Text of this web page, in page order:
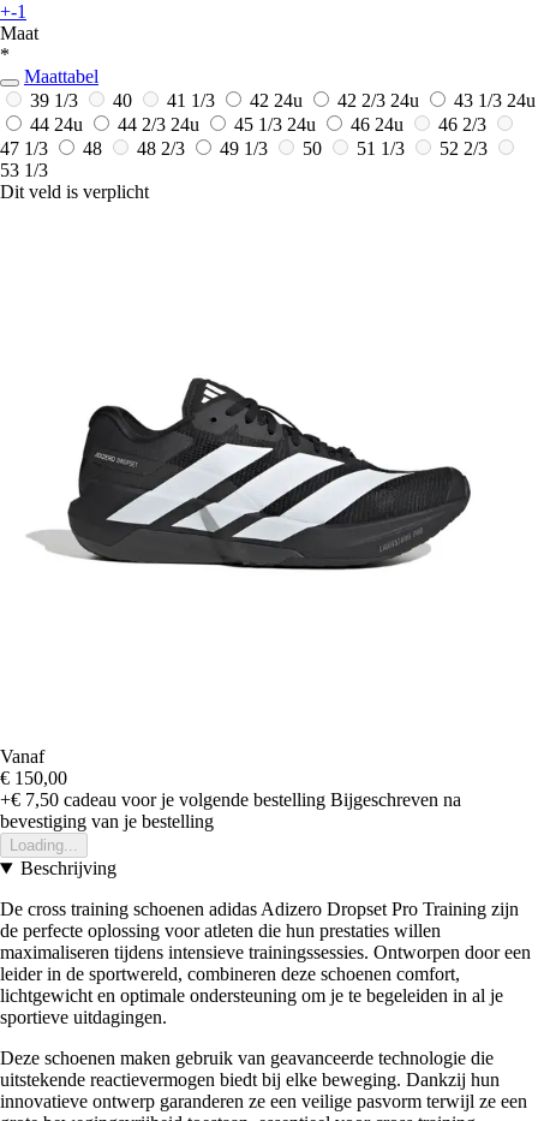
+-1
Maat
*
Maattabel
39 1/3
40 41 1/3 42 24u 42 2/3 24u 43 1/3 24u
44 24u 44 2/3 24u 45 1/3 24u 46 24u
46 2/3
47 1/3
48 48 2/3 49 1/3 50 51 1/3
52 2/3
53 1/3
Dit veld is verplicht
Vanaf
€ 150,00
+€ 7,50 cadeau voor je volgende bestelling Bijgeschreven na
bevestiging van je bestelling
Loading...
Beschrijving
De cross training schoenen adidas Adizero Dropset Pro Training zijn
de perfecte oplossing voor atleten die hun prestaties willen
maximaliseren tijdens intensieve trainingssessies. Ontworpen door een
leider in de sportwereld, combineren deze schoenen comfort,
lichtgewicht en optimale ondersteuning om je te begeleiden in al je
sportieve uitdagingen.
Deze schoenen maken gebruik van geavanceerde technologie die
uitstekende reactievermogen biedt bij elke beweging. Dankzij hun
innovatieve ontwerp garanderen ze een veilige pasvorm terwijl ze een